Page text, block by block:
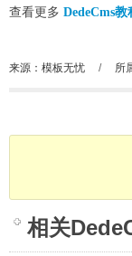
查看更多 DedeCms教
来源：模板无忧 / 所
相关